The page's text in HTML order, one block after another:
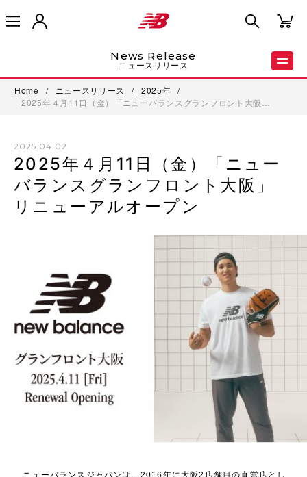
News Release
ニュースリリース
Home / ニュースリリース / 2025年
/
2025年４月11日（金）「ニューバランスグランフロント大阪…
2025.04.02
2025年４月11日（金）「ニュー
バランスグランフロント大阪」
リニューアルオープン